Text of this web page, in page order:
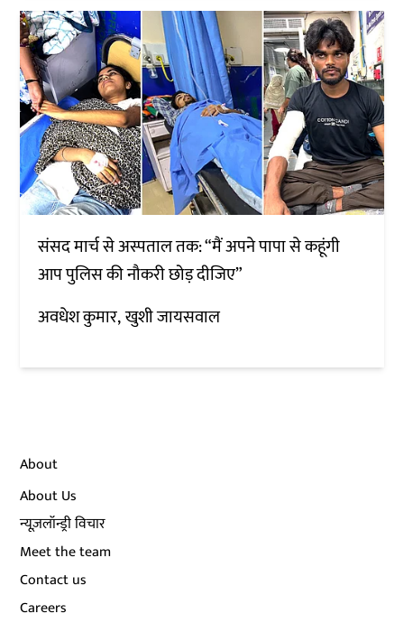
संसद मार्च से अस्पताल तक: “मैं अपने पापा से कहूंगी
आप पुलिस की नौकरी छोड़ दीजिए”
अवधेश कुमार खुशी जायसवाल
About
About Us
न्यूज़लॉन्ड्री विचार
Meet the team
Contact us
Careers